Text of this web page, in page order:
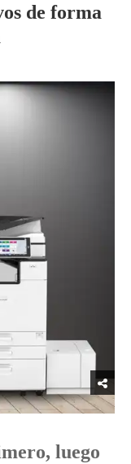
de forma
luego